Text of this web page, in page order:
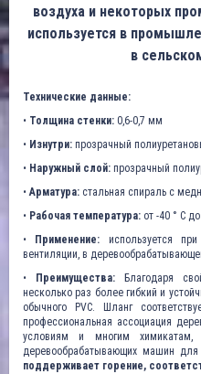
воздуха и некоторых
используется в
в
Технические данные:
• Толщина стенки: 0,6-0,7 мм
• Изнутри: прозрачный
• Наружный слой: прозрачный
•Арматура: стальная спираль с
• Рабочая температура: от -40 ° C
•
Применение: используется
вентиляции, в
•
Преимущества: Благодаря
несколько раз более гибкий и
обычного PVC. Шланг
профессиональная ассоциация
условиям и многим химикатам,
деревообрабатывающих машин
поддерживает горение,